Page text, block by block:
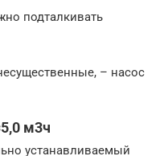
подталкивать
– насос
м3ч
устанавливаемый